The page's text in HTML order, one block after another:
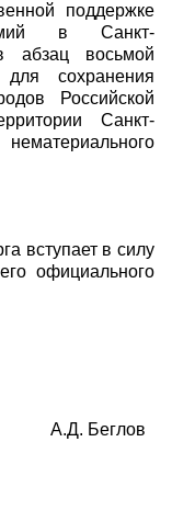
поддержке
в Санкт-
абзац восьмой
сохранения
Российской
Санкт-
вступает в силу
официального
А.Д. Беглов